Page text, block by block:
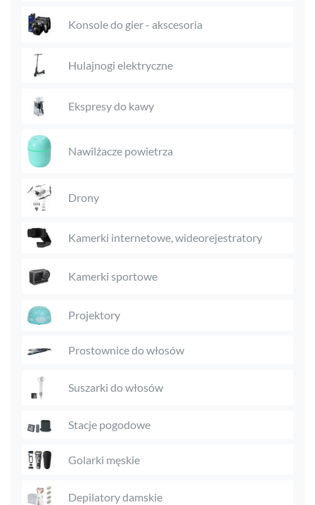
Konsole do gier - akscesoria
Hulajnogi elektryczne
Ekspresy do kawy
Nawilżacze powietrza
Drony
Kamerki internetowe, wideorejestratory
Kamerki sportowe
Projektory
Prostownice do włosów
Suszarki do włosów
Stacje pogodowe
Golarki męskie
Depilatory damskie